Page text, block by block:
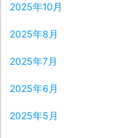
2025年10月
2025年8月
2025年7月
2025年6月
2025年5月